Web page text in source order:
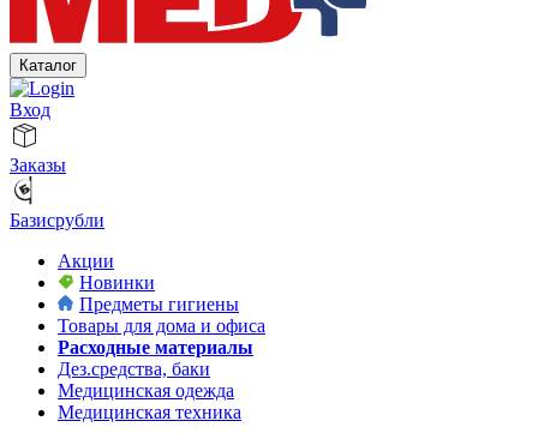
Каталог
Вход
Заказы
Базисрубли
Акции
Новинки
Предметы гигиены
Товары для дома и офиса
Расходные материалы
Дез.средства, баки
Медицинская одежда
Медицинская техника